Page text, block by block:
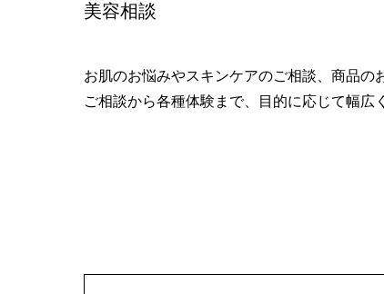
美容相談
お肌のお悩みやスキンケアのご相談、商品の
ご相談から各種体験まで、目的に応じて幅広